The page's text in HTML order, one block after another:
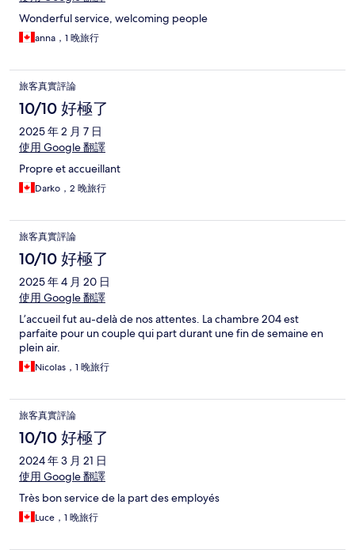
Wonderful service, welcoming people
anna，1 晚旅行
旅客真實評論
10/10 好極了
2025 年 2 月 7 日
使用 Google 翻譯
Propre et accueillant
Darko，2 晚旅行
旅客真實評論
10/10 好極了
2025 年 4 月 20 日
使用 Google 翻譯
L’accueil fut au-delà de nos attentes. La chambre 204 est
parfaite pour un couple qui part durant une fin de semaine en
plein air.
Nicolas，1 晚旅行
旅客真實評論
10/10 好極了
2024 年 3 月 21 日
使用 Google 翻譯
Très bon service de la part des employés
Luce，1 晚旅行